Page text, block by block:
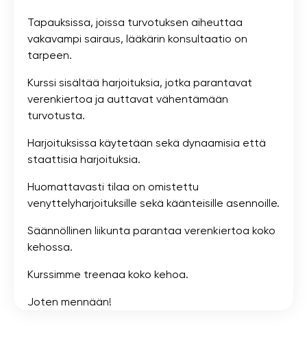
Tapauksissa, joissa turvotuksen aiheuttaa
vakavampi sairaus, lääkärin konsultaatio on
tarpeen.
Kurssi sisältää harjoituksia, jotka parantavat
verenkiertoa ja auttavat vähentämään
turvotusta.
Harjoituksissa käytetään sekä dynaamisia että
staattisia harjoituksia.
Huomattavasti tilaa on omistettu
venyttelyharjoituksille sekä käänteisille asennoille.
Säännöllinen liikunta parantaa verenkiertoa koko
kehossa.
Kurssimme treenaa koko kehoa.
Joten mennään!